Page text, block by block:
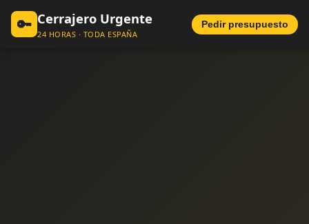
🔑 Cerrajero Urgente
24 HORAS · TODA ESPAÑA
Pedir presupuesto